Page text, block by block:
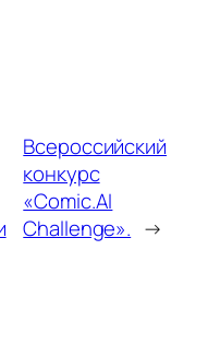
Всероссийский
конкурс
«Comic.AI
Challenge». →